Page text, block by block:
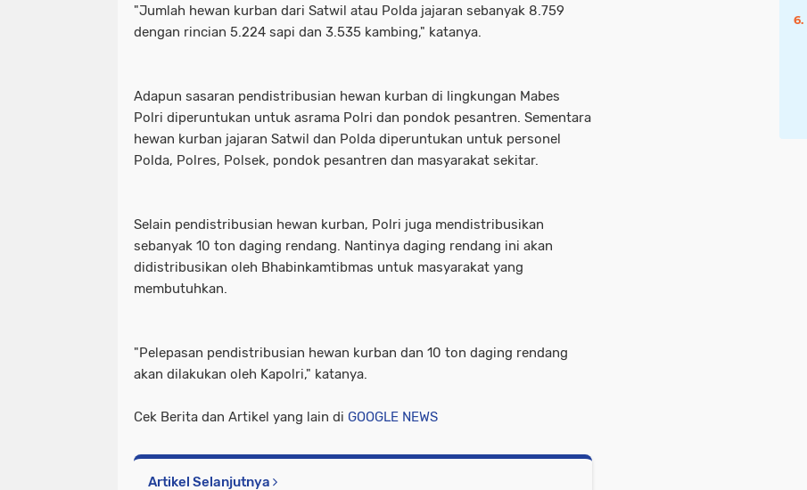
"Jumlah hewan kurban dari Satwil atau Polda jajaran sebanyak 8.759
dengan rincian 5.224 sapi dan 3.535 kambing," katanya.
Adapun sasaran pendistribusian hewan kurban di lingkungan Mabes
Polri diperuntukan untuk asrama Polri dan pondok pesantren. Sementara
hewan kurban jajaran Satwil dan Polda diperuntukan untuk personel
Polda, Polres, Polsek, pondok pesantren dan masyarakat sekitar.
Selain pendistribusian hewan kurban, Polri juga mendistribusikan
sebanyak 10 ton daging rendang. Nantinya daging rendang ini akan
didistribusikan oleh Bhabinkamtibmas untuk masyarakat yang
membutuhkan.
"Pelepasan pendistribusian hewan kurban dan 10 ton daging rendang
akan dilakukan oleh Kapolri," katanya.
Cek Berita dan Artikel yang lain di GOOGLE NEWS
Artikel Selanjutnya